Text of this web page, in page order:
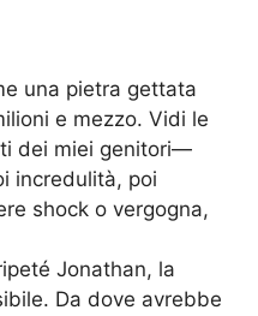
una pietra gettata
e mezzo. Vidi le
dei miei genitori—
incredulità, poi
shock o vergogna,
Jonathan, la
Da dove avrebbe